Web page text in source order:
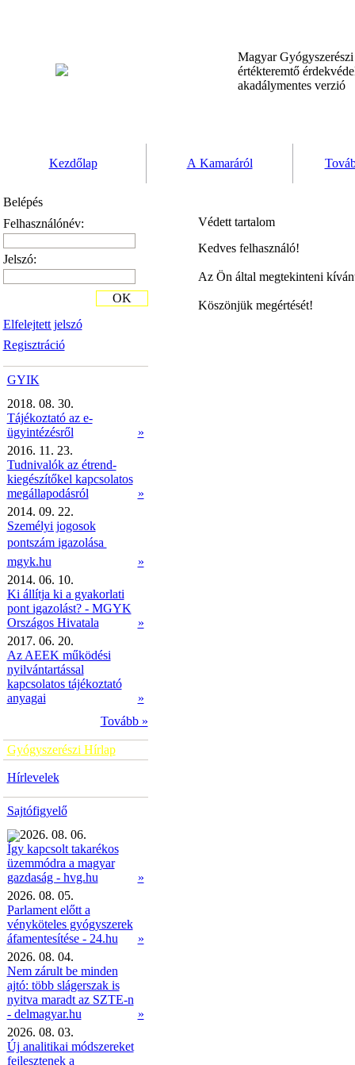
Magyar
értékteremtő
akadálymentes verzió
Kezdőlap A Kamaráról
Belépés
Felhasználónév:
Jelszó:
Elfelejtett jelszó
Regisztráció
OK
GYIK
2018. 08. 30.
Tájékoztató az e-
ügyintézésről
»
2016. 11. 23.
Tudnivalók az étrend-
kiegészítőkel kapcsolatos
megállapodásról
»
2014. 09. 22.
Személyi jogosok
pontszám igazolása 
mgyk.hu
»
2014. 06. 10.
Ki állítja ki a gyakorlati
pont igazolást? - MGYK
Országos Hivatala
»
2017. 06. 20.
Az AEEK működési
nyilvántartással
kapcsolatos tájékoztató
anyagai
»
Tovább »
Gyógyszerészi Hírlap
Hírlevelek
Sajtófigyelő
2026. 08. 06.
Így kapcsolt takarékos
üzemmódra a magyar
gazdaság - hvg.hu
»
2026. 08. 05.
Parlament előtt a
vényköteles gyógyszerek
áfamentesítése - 24.hu
»
2026. 08. 04.
Nem zárult be minden
ajtó: több slágerszak is
nyitva maradt az SZTE-n
- delmagyar.hu
»
2026. 08. 03.
Új analitikai módszereket
fejlesztenek a
Védett tartalom
Kedves felhasználó!
Az Ön által megtekinteni
Köszönjük megértését!